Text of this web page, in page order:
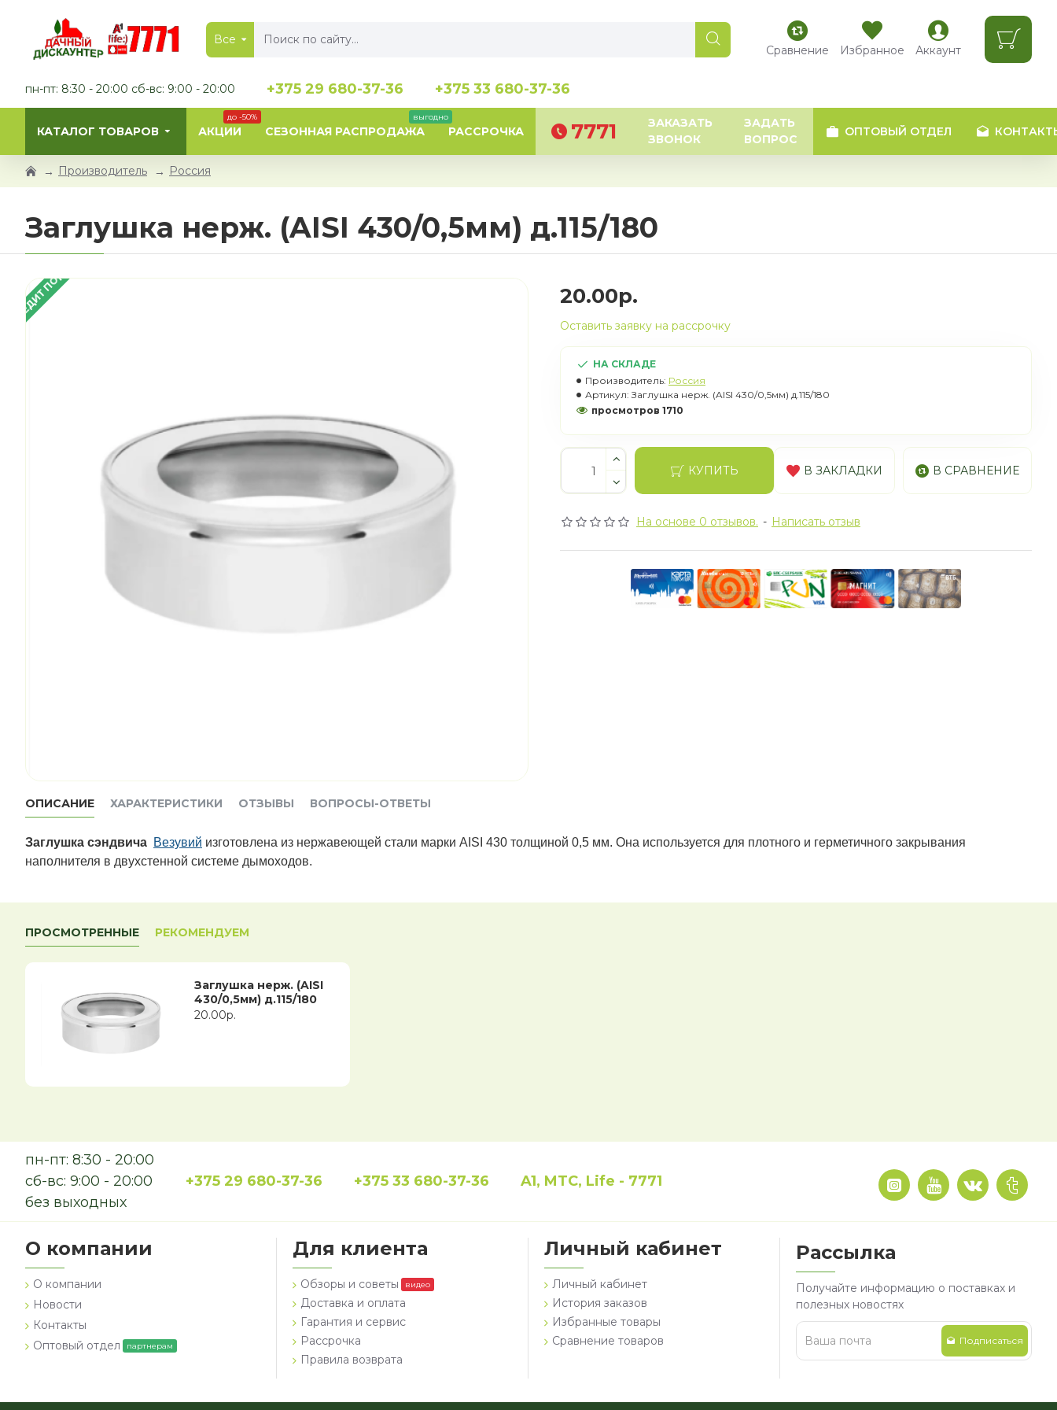
Все
Сравнение Избранное Аккаунт
пн-пт: 8:30 - 20:00 сб-вс: 9:00 - 20:00 +375 29 680-37-36 +375 33 680-37-36
КАТАЛОГ ТОВАРОВ АКЦИИ
до -50%
СЕЗОННАЯ РАСПРОДАЖА
выгодно
РАССРОЧКА 7771
ЗАКАЗАТЬ
ЗВОНОК
ЗАДАТЬ
ВОПРОС
ОПТОВЫЙ ОТДЕЛ
Производитель Россия
Заглушка нерж. (AISI 430/0,5мм) д.115/180
В КРЕДИТ ПОД 4%
НА СКЛАДЕ
Производитель: Россия
Артикул: Заглушка нерж. (AISI 430/0,5мм) д.115/180
просмотров 1710
На основе 0 отзывов. - Написать отзыв
20.00р.
Оставить заявку на рассрочку
КУПИТЬ В ЗАКЛАДКИ В СРАВНЕНИЕ
ОПИСАНИЕ ХАРАКТЕРИСТИКИ ОТЗЫВЫ ВОПРОСЫ-ОТВЕТЫ
Заглушка сэндвича Везувий изготовлена из нержавеющей стали марки AISI 430 толщиной 0,5 мм. Она используется для плотного и герметичного закрывания
наполнителя в двухстенной системе дымоходов.
ПРОСМОТРЕННЫЕ РЕКОМЕНДУЕМ
Заглушка нерж. (AISI
430/0,5мм) д.115/180
20.00р.
пн-пт: 8:30 - 20:00
сб-вс: 9:00 - 20:00
без выходных
+375 29 680-37-36 +375 33 680-37-36 A1, MTC, Life - 7771
О компании
О компании
Новости
Контакты
Оптовый отдел
партнерам
Для клиента
Обзоры и советы видео
Доставка и оплата
Гарантия и сервис
Рассрочка
Правила возврата
Личный кабинет
Личный кабинет
История заказов
Избранные товары
Сравнение товаров
Рассылка
Получайте информацию о поставках и
полезных новостях
Подписаться